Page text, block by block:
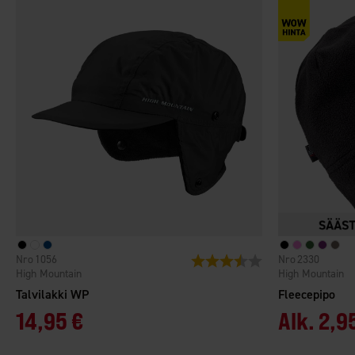
Talvilakki WP
High Mountain
1056
14,95 €
Arvio: 3.6 5:sta tähdestä
Fleecepipo
High Mountain
2330
Alk.